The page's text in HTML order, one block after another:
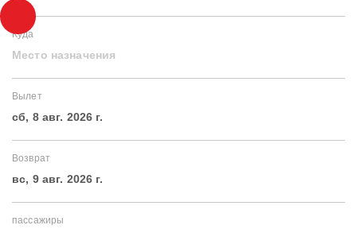
Куда
Место назначения
Вылет
сб, 8 авг. 2026 г.
Возврат
вс, 9 авг. 2026 г.
пассажиры